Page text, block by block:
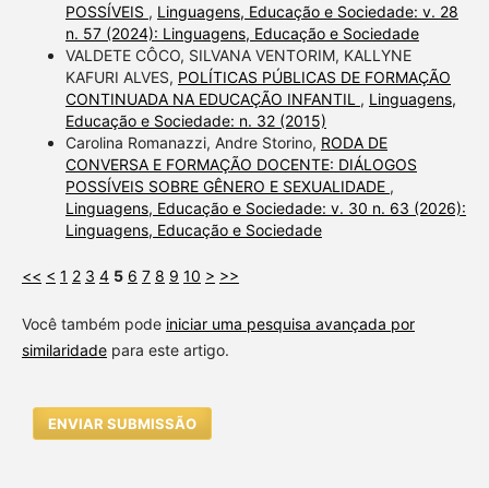
POSSÍVEIS , Linguagens, Educação e Sociedade: v. 28
n. 57 (2024): Linguagens, Educação e Sociedade
VALDETE CÔCO, SILVANA VENTORIM, KALLYNE
KAFURI ALVES, POLÍTICAS PÚBLICAS DE FORMAÇÃO
CONTINUADA NA EDUCAÇÃO INFANTIL , Linguagens,
Educação e Sociedade: n. 32 (2015)
Carolina Romanazzi, Andre Storino, RODA DE
CONVERSA E FORMAÇÃO DOCENTE: DIÁLOGOS
POSSÍVEIS SOBRE GÊNERO E SEXUALIDADE ,
Linguagens, Educação e Sociedade: v. 30 n. 63 (2026):
Linguagens, Educação e Sociedade
<< < 1 2 3 4 5 6 7 8 9 10 > >>
Você também pode iniciar uma pesquisa avançada por
similaridadepara este artigo.
ENVIAR SUBMISSÃO